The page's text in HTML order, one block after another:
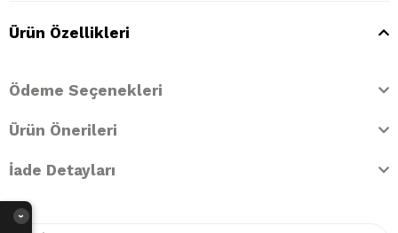
Ürün Özellikleri
Ödeme Seçenekleri
Ürün Önerileri
İade Detayları
›